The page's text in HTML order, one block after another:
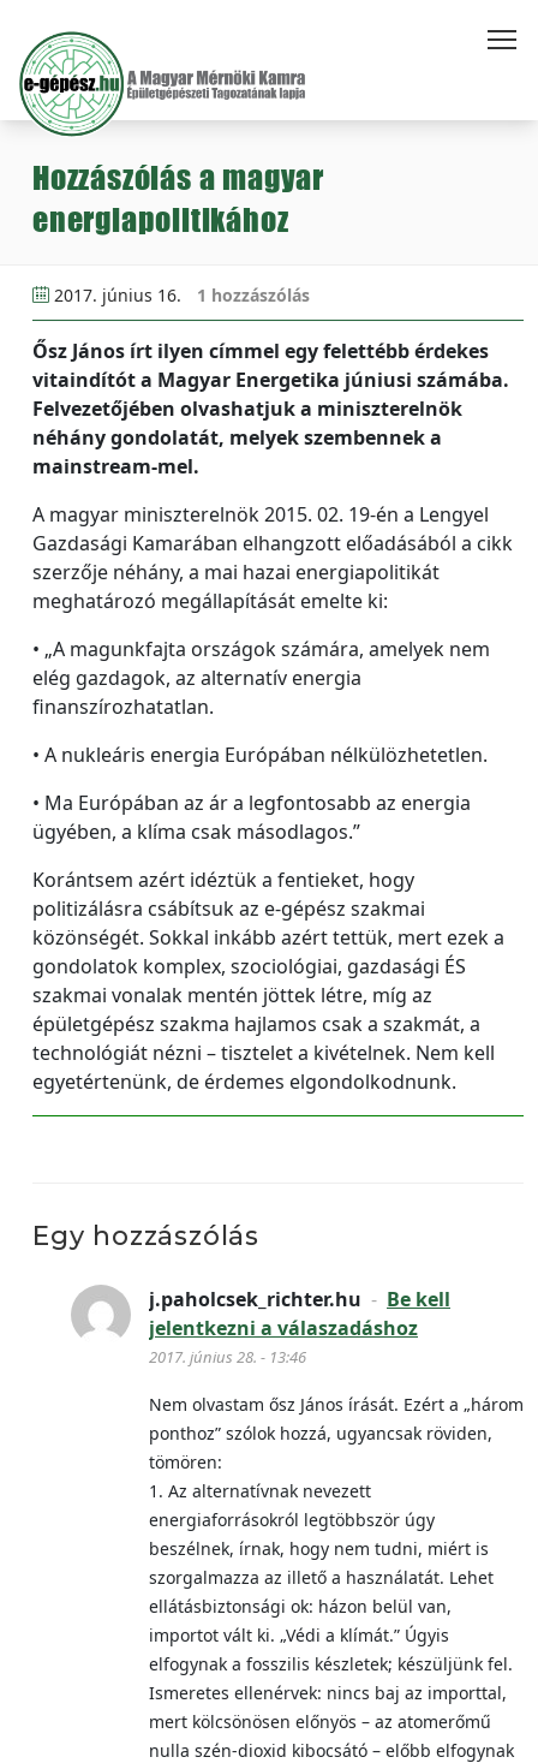
Hozzászólás a magyar
energiapolitikához
2017. június 16. 1 hozzászólás
Ősz János írt ilyen címmel egy felettébb érdekes
vitaindítót a Magyar Energetika júniusi számába.
Felvezetőjében olvashatjuk a miniszterelnök
néhány gondolatát, melyek szembennek a
mainstream-mel.
A magyar miniszterelnök 2015. 02. 19-én a Lengyel
Gazdasági Kamarában elhangzott előadásából a cikk
szerzője néhány, a mai hazai energiapolitikát
meghatározó megállapítását emelte ki:
• „A magunkfajta országok számára, amelyek nem
elég gazdagok, az alternatív energia
finanszírozhatatlan.
• A nukleáris energia Európában nélkülözhetetlen.
• Ma Európában az ár a legfontosabb az energia
ügyében, a klíma csak másodlagos.”
Korántsem azért idéztük a fentieket, hogy
politizálásra csábítsuk az e-gépész szakmai
közönségét. Sokkal inkább azért tettük, mert ezek a
gondolatok komplex, szociológiai, gazdasági ÉS
szakmai vonalak mentén jöttek létre, míg az
épületgépész szakma hajlamos csak a szakmát, a
technológiát nézni – tisztelet a kivételnek. Nem kell
egyetértenünk, de érdemes elgondolkodnunk.
Egy hozzászólás
j.paholcsek_richter.hu - Be kell
jelentkezni a válaszadáshoz
2017. június 28. - 13:46
Nem olvastam ősz János írását. Ezért a „három
ponthoz” szólok hozzá, ugyancsak röviden,
tömören:
1. Az alternatívnak nevezett
energiaforrásokról legtöbbször úgy
beszélnek, írnak, hogy nem tudni, miért is
szorgalmazza az illető a használatát. Lehet
ellátásbiztonsági ok: házon belül van,
importot vált ki. „Védi a klímát.” Úgyis
elfogynak a fosszilis készletek; készüljünk fel.
Ismeretes ellenérvek: nincs baj az importtal,
mert kölcsönösen előnyös – az atomerőmű
nulla szén-dioxid kibocsátó – előbb elfogynak